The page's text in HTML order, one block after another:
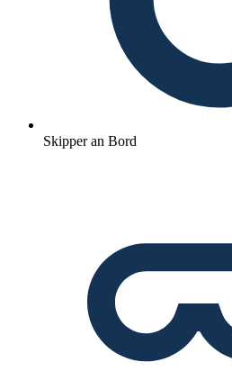
Skipper an Bord